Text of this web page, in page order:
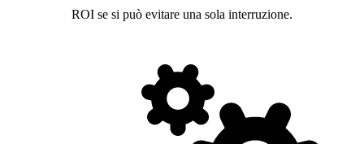
ROI se si può evitare una sola interruzione.